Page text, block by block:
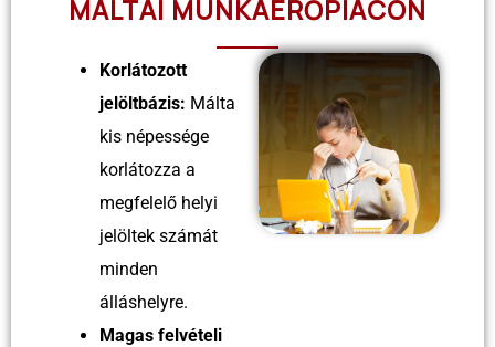
MÁLTAI MUNKAERŐPIACON
Korlátozott
jelöltbázis: Málta
kis népessége
korlátozza a
megfelelő helyi
jelöltek számát
minden
álláshelyre.
Magas felvételi